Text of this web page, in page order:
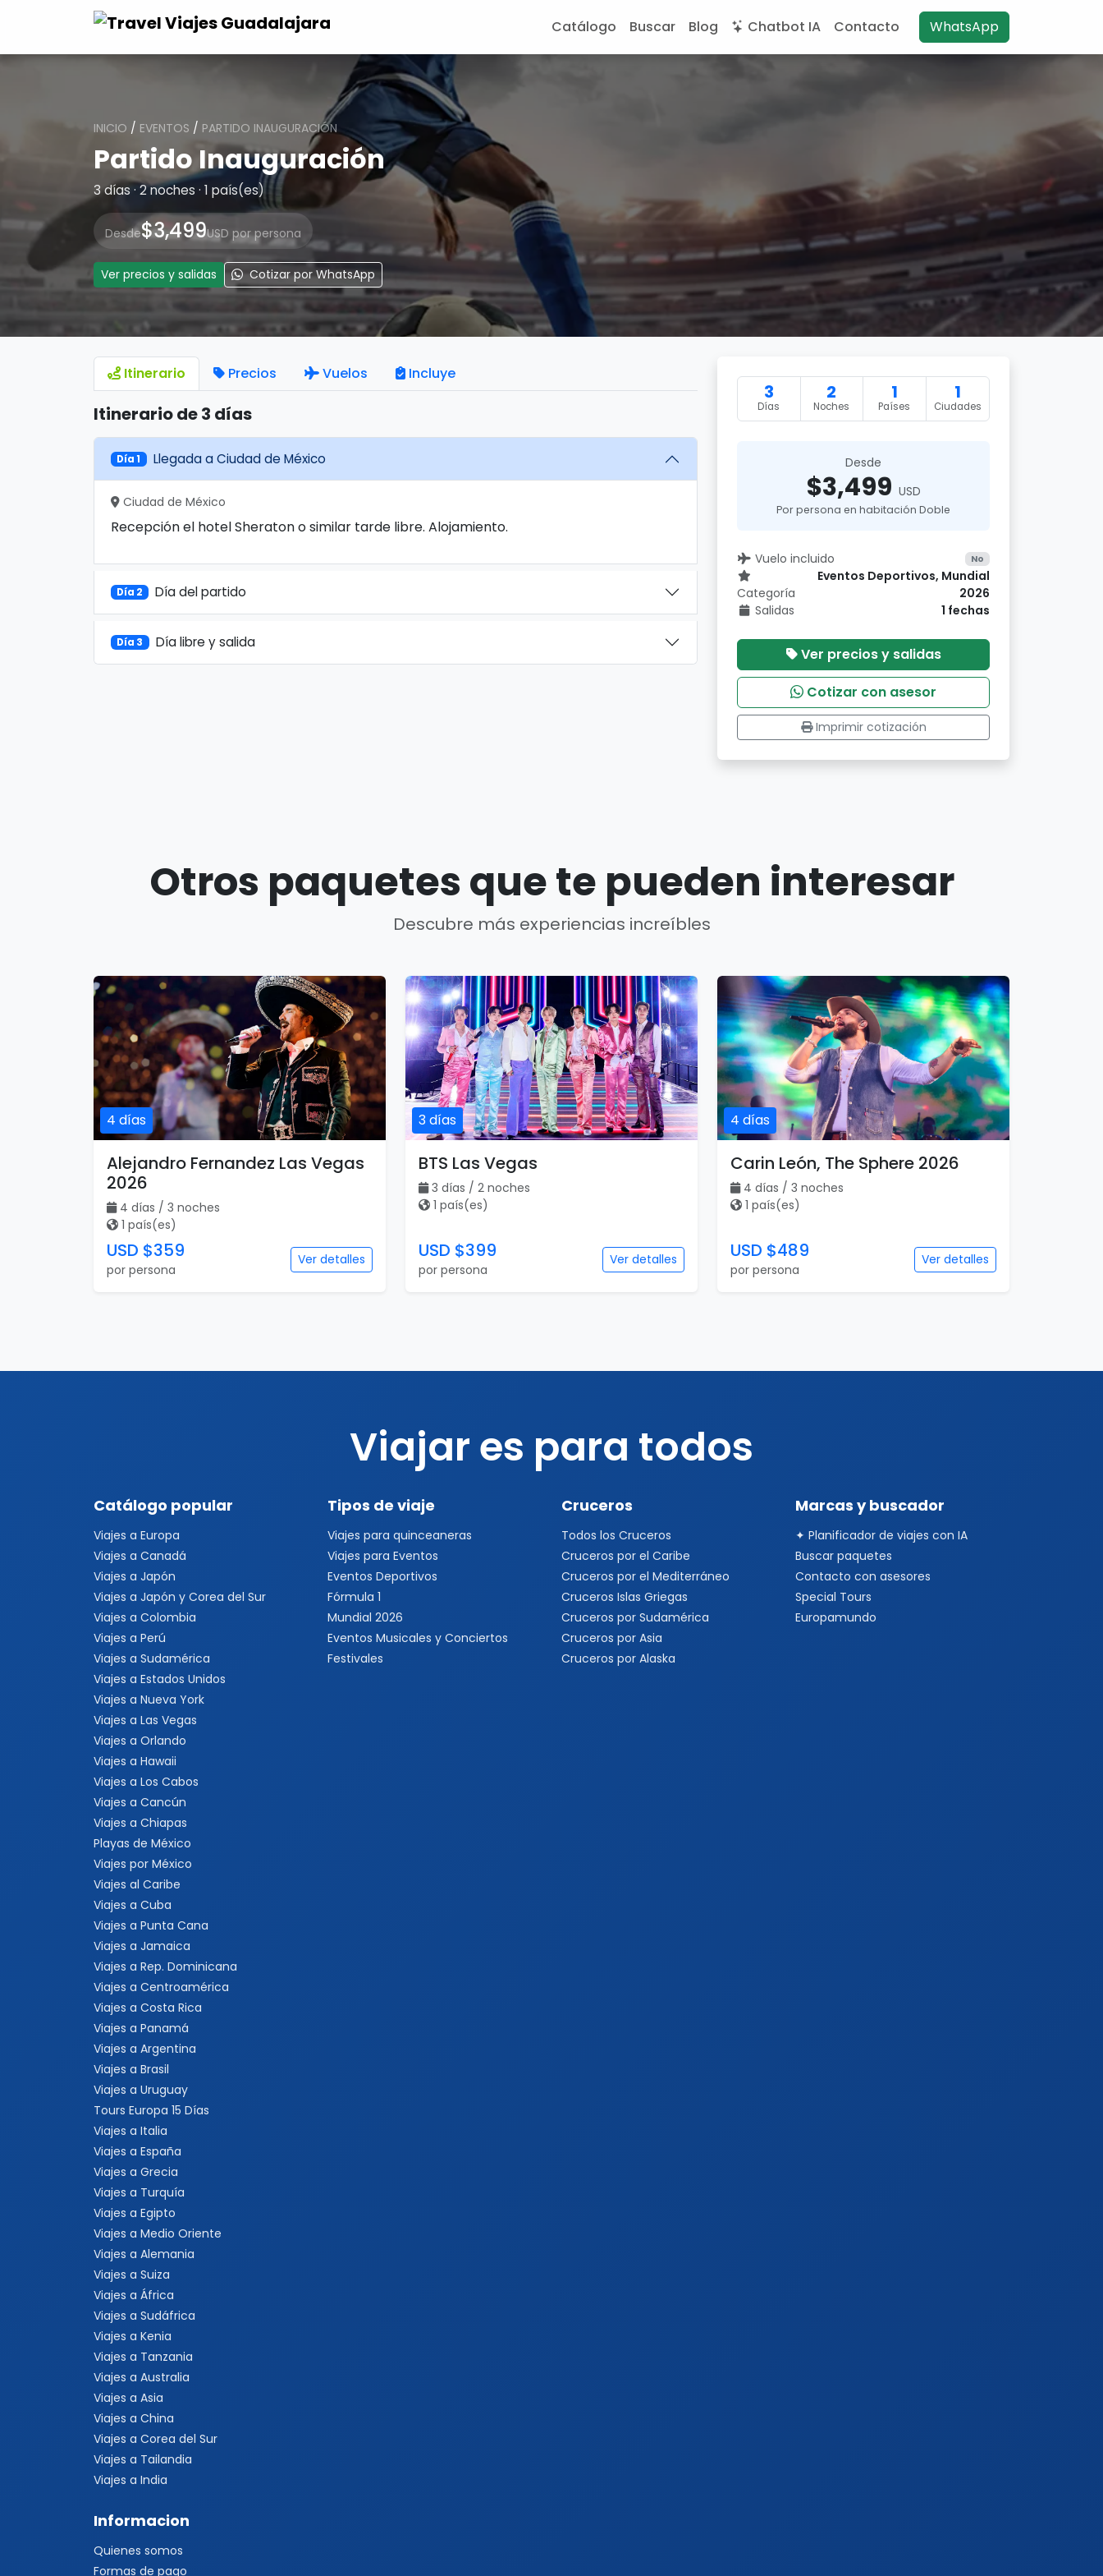
Catálogo Buscar Blog Chatbot IA Contacto WhatsApp
INICIO / EVENTOS / PARTIDO INAUGURACIÓN
Partido Inauguración
3 días · 2 noches · 1 país(es)
Desde$3,499USD por persona
Ver precios y salidas Cotizar por WhatsApp
Itinerario Precios Vuelos Incluye
Itinerario de 3 días
Día 1 Llegada a Ciudad de México
Ciudad de México
Recepción el hotel Sheraton o similar tarde libre. Alojamiento.
Día 2 Día del partido
Día 3 Día libre y salida
3
Días
2
Noches
1
Países
1
Ciudades
Desde
$3,499 USD
Por persona en habitación Doble
Vuelo incluido No
Categoría
Eventos Deportivos, Mundial
2026
Salidas
1 fechas
Ver precios y salidas
Cotizar con asesor
Imprimir cotización
Otros paquetes que te pueden interesar
Descubre más experiencias increíbles
4 días
Alejandro Fernandez Las Vegas
2026
4 días / 3 noches
1 país(es)
USD $359
por persona
Ver detalles
3 días
BTS Las Vegas
3 días / 2 noches
1 país(es)
USD $399
por persona
Ver detalles
4 días
Carin León, The Sphere 2026
4 días / 3 noches
1 país(es)
USD $489
por persona
Ver detalles
Viajar es para todos
Catálogo popular
Viajes a Europa
Viajes a Canadá
Viajes a Japón
Viajes a Japón y Corea del Sur
Viajes a Colombia
Viajes a Perú
Viajes a Sudamérica
Viajes a Estados Unidos
Viajes a Nueva York
Viajes a Las Vegas
Viajes a Orlando
Viajes a Hawaii
Viajes a Los Cabos
Viajes a Cancún
Viajes a Chiapas
Playas de México
Viajes por México
Viajes al Caribe
Viajes a Cuba
Viajes a Punta Cana
Viajes a Jamaica
Viajes a Rep. Dominicana
Viajes a Centroamérica
Viajes a Costa Rica
Viajes a Panamá
Viajes a Argentina
Viajes a Brasil
Viajes a Uruguay
Tours Europa 15 Días
Viajes a Italia
Viajes a España
Viajes a Grecia
Viajes a Turquía
Viajes a Egipto
Viajes a Medio Oriente
Viajes a Alemania
Viajes a Suiza
Viajes a África
Viajes a Sudáfrica
Viajes a Kenia
Viajes a Tanzania
Viajes a Australia
Viajes a Asia
Viajes a China
Viajes a Corea del Sur
Viajes a Tailandia
Viajes a India
Tipos de viaje
Viajes para quinceaneras
Viajes para Eventos
Eventos Deportivos
Fórmula 1
Mundial 2026
Eventos Musicales y Conciertos
Festivales
Cruceros
Todos los Cruceros
Cruceros por el Caribe
Cruceros por el Mediterráneo
Cruceros Islas Griegas
Cruceros por Sudamérica
Cruceros por Asia
Cruceros por Alaska
Marcas y buscador
✦ Planificador de viajes con IA
Buscar paquetes
Contacto con asesores
Special Tours
Europamundo
Informacion
Quienes somos
Formas de pago